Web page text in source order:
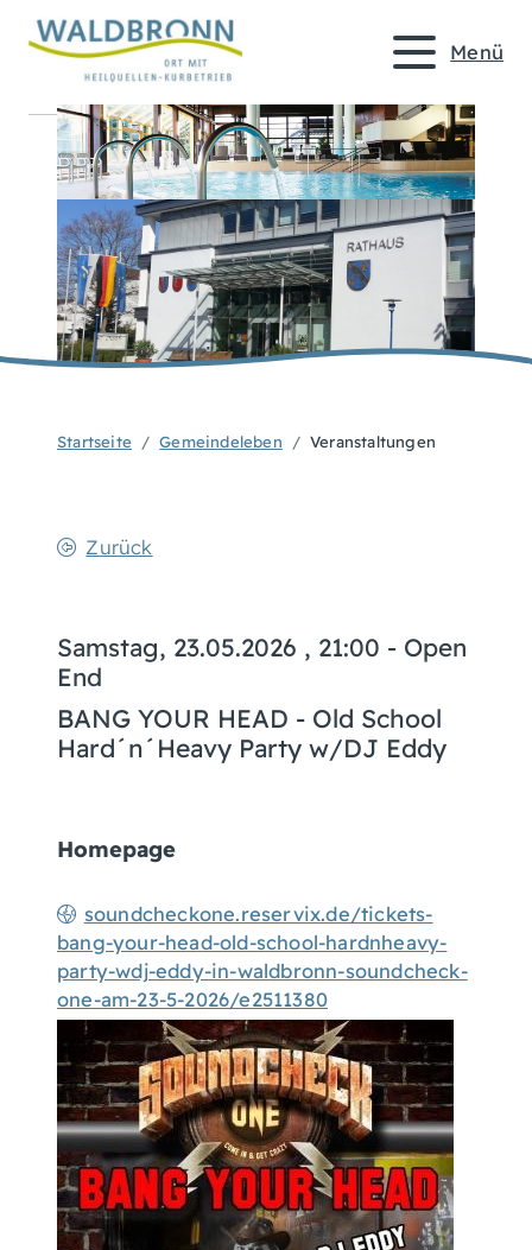
Menü
Startseite Gemeindeleben Veranstaltungen
Zurück
Samstag, 23.05.2026 , 21:00 - Open
End
BANG YOUR HEAD - Old School
Hard´n´Heavy Party w/DJ Eddy
Homepage
soundcheckone.reservix.de/tickets-
bang-your-head-old-school-hardnheavy-
party-wdj-eddy-in-waldbronn-soundcheck-
one-am-23-5-2026/e2511380